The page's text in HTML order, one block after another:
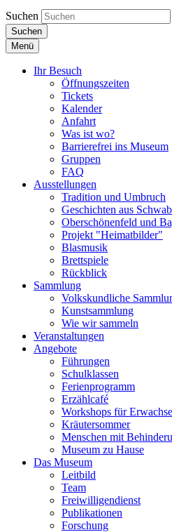
Suchen
Suchen
Menü
Ihr Besuch
Öffnungszeiten
Tickets
Kalender
Anfahrt
Was ist wo?
Barrierefrei ins Museum
Gruppen
FAQ
Ausstellungen
Tradition und Umbruch
Geschichten aus
Oberschönenfeld und
Projekt "Heimatbilder"
Blasmusik
Brettspiele
Rückblick
Sammlung
Volkskundliche
Kunstsammlung
Wie wir sammeln
Veranstaltungen
Angebote
Führungen
Schulklassen
Ferienprogramm
Erzählcafé
Workshops für
Kräutersommer
Menschen mit
Museum zu Hause
Das Museum
Leitbild
Team
Freiwilligendienst
Publikationen
Forschung